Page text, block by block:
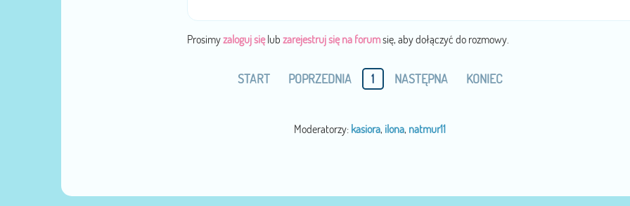
Prosimyzaloguj sięlub zarejestruj się na forumsię, aby dołączyć do rozmowy.
START POPRZEDNIA 1 NASTĘPNA KONIEC
Moderatorzy: kasiora, ilona, natmur11